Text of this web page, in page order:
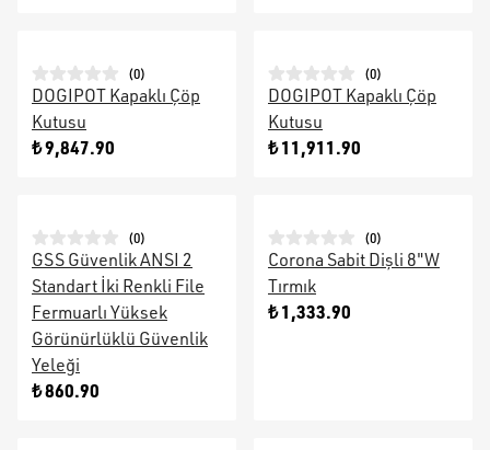
(0)
DOGIPOT Kapaklı Çöp
Kutusu
₺ 9,847.90
(0)
DOGIPOT Kapaklı Çöp
Kutusu
₺ 11,911.90
(0)
GSS Güvenlik ANSI 2
Standart İki Renkli File
Fermuarlı Yüksek
Görünürlüklü Güvenlik
Yeleği
₺ 860.90
(0)
Corona Sabit Dişli 8"W
Tırmık
₺ 1,333.90